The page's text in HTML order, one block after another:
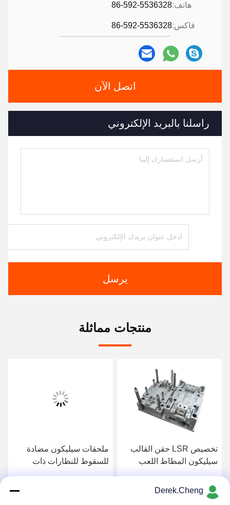
هاتف:86-592-5536328
فاكس:86-592-5536328
اتصل الآن
راسلنا بالبريد الإلكتروني
يرسل
منتجات مماثلة
تخصيص LSR حقن القالب
سيليكون المطاط اللعب
ملحقات سيليكون مضادة
للسقوط للنظارات ذات
Derek.Cheng